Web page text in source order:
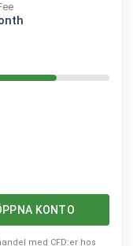
KONTO
med CFD:er hos